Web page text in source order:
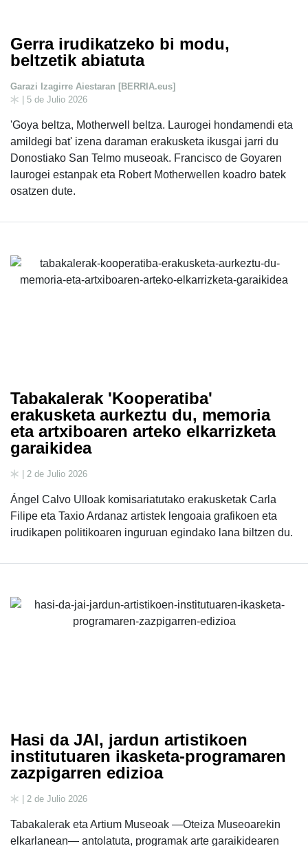
Gerra irudikatzeko bi modu,
beltzetik abiatuta
Garazi Izagirre Aiestaran [BERRIA.eus]
| 5 de Julio 2026
'Goya beltza, Motherwell beltza. Laurogei hondamendi eta
amildegi bat' izena daraman erakusketa ikusgai jarri du
Donostiako San Telmo museoak. Francisco de Goyaren
laurogei estanpak eta Robert Motherwellen koadro batek
osatzen dute.
Tabakalerak 'Kooperatiba'
erakusketa aurkeztu du, memoria
eta artxiboaren arteko elkarrizketa
garaikidea
| 2 de Julio 2026
Ángel Calvo Ulloak komisariatutako erakusketak Carla
Filipe eta Taxio Ardanaz artistek lengoaia grafikoen eta
irudikapen politikoaren inguruan egindako lana biltzen du.
Hasi da JAI, jardun artistikoen
institutuaren ikasketa-programaren
zazpigarren edizioa
| 2 de Julio 2026
Tabakalerak eta Artium Museoak —Oteiza Museoarekin
elkarlanean— antolatuta, programak arte garaikidearen